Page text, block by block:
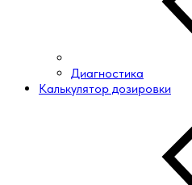
Диагностика
Калькулятор дозировки